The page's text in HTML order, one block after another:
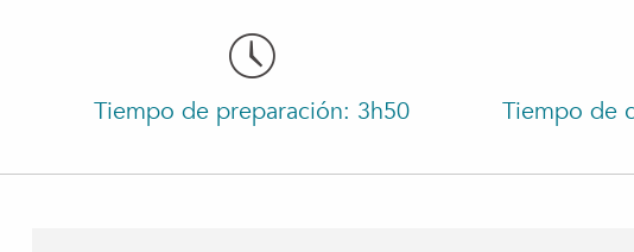
Tiempo de preparación: 3h50 Tiempo de